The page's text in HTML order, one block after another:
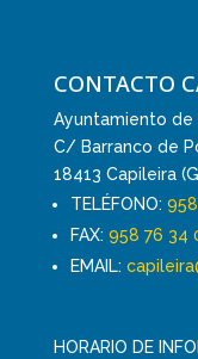
CONTACTO
Ayuntamiento de
C/ Barranco de
18413 Capileira
TELÉFONO:
FAX: 958 76 34
EMAIL:
HORARIO DE